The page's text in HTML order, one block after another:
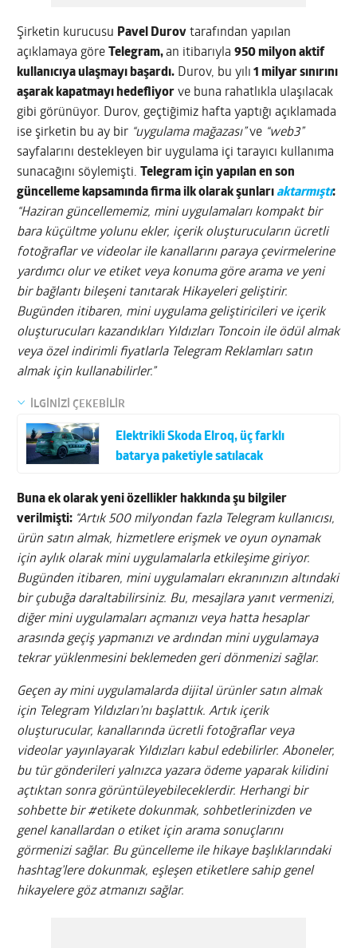
Şirketin kurucusu Pavel Durov tarafından yapılan
açıklamaya göre
Telegram,an itibarıyla950 milyon aktif
kullanıcıya ulaşmayı başardı. Durov, bu yılı 1 milyar sınırını
aşarak kapatmayı hedefliyor ve buna rahatlıkla ulaşılacak
gibi görünüyor. Durov, geçtiğimiz hafta yaptığı açıklamada
ise şirketin bu ay bir “uygulama mağazası”ve “web3”
sayfalarını destekleyen bir uygulama içi tarayıcı kullanıma
sunacağını söylemişti.
Telegram için yapılan en son
güncelleme kapsamında firma ilk olarak şunları aktarmıştı:
“Haziran güncellememiz, mini uygulamaları kompakt bir
bara küçültme yolunu ekler, içerik oluşturucuların ücretli
fotoğraflar ve videolar ile kanallarını paraya çevirmelerine
yardımcı olur ve etiket veya konuma göre arama ve yeni
bir bağlantı bileşeni tanıtarak Hikayeleri geliştirir.
Bugünden itibaren, mini uygulama geliştiricileri ve içerik
oluşturucuları kazandıkları Yıldızları Toncoin ile ödül almak
veya özel indirimli fiyatlarla Telegram Reklamları satın
almak için kullanabilirler.”
İLGİNİZİ ÇEKEBİLİR
Elektrikli Skoda Elroq, üç farklı
batarya paketiyle satılacak
Buna ek olarak yeni özellikler hakkında şu bilgiler
verilmişti: “Artık 500 milyondan fazla Telegram kullanıcısı,
ürün satın almak, hizmetlere erişmek ve oyun oynamak
için aylık olarak mini uygulamalarla etkileşime giriyor.
Bugünden itibaren, mini uygulamaları ekranınızın altındaki
bir çubuğa daraltabilirsiniz. Bu, mesajlara yanıt vermenizi,
diğer mini uygulamaları açmanızı veya hatta hesaplar
arasında geçiş yapmanızı ve ardından mini uygulamaya
tekrar yüklenmesini beklemeden geri dönmenizi sağlar.
Geçen ay mini uygulamalarda dijital ürünler satın almak
için Telegram Yıldızları’nı başlattık. Artık içerik
oluşturucular, kanallarında ücretli fotoğraflar veya
videolar yayınlayarak Yıldızları kabul edebilirler. Aboneler,
bu tür gönderileri yalnızca yazara ödeme yaparak kilidini
açtıktan sonra görüntüleyebileceklerdir. Herhangi bir
sohbette bir #etikete dokunmak, sohbetlerinizden ve
genel kanallardan o etiket için arama sonuçlarını
görmenizi sağlar. Bu güncelleme ile hikaye başlıklarındaki
hashtag’lere dokunmak, eşleşen etiketlere sahip genel
hikayelere göz atmanızı sağlar.